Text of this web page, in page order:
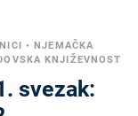
•NJEMAČKA
KNJIŽEVNOST
svezak: